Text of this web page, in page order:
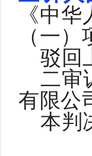
《中
（一
驳回
二审
有限公
本判